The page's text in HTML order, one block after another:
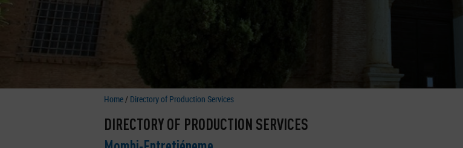
Home/ Directory of Production Services
DIRECTORY OF PRODUCTION SERVICES